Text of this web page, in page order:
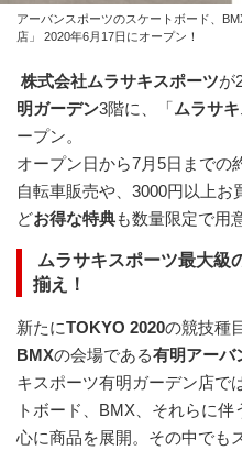
アーバンスポーツのスケートボード、
店」 2020年6月17日にオープン！
株式会社ムラサキスポーツが
明ガーデン3階に、「ムラサ
ープン。
オープン日から7月5日までの
自転車販売や、3000円以上
どお得な特典も数量限定で用
ムラサキスポーツ最大級
揃え！
新たにTOKYO 2020の競技種
BMXの会場である有明アーバ
キスポーツ有明ガーデン店で
トボード、BMX、それらに
心に商品を展開。その中でも